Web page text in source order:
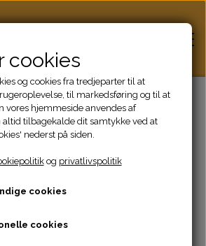
Hjem
Honning
Befrugtet dronning
cookies
og cookies fra tredjeparter til at
til markedsføring og til at
vores hjemmeside anvendes af
altid tilbagekalde dit samtykke ved at
nederst på siden.
og privatlivspolitik
cookies
cookies